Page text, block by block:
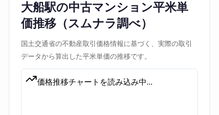
大船駅の中古マンション平米単
価推移（スムナラ調べ）
国土交通省の不動産取引価格情報に基づく、実際の取引
データから算出した平米単価の推移です。